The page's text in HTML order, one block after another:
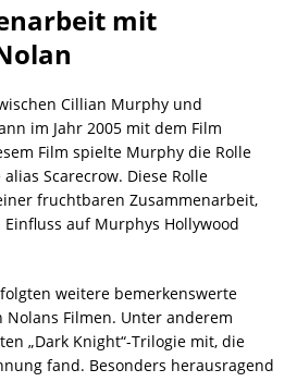
mit
Cillian Murphy und
im Jahr 2005 mit dem Film
Film spielte Murphy die Rolle
Scarecrow. Diese Rolle
fruchtbaren Zusammenarbeit,
auf Murphys Hollywood
weitere bemerkenswerte
Filmen. Unter anderem
„Dark Knight“-Trilogie mit, die
fand. Besonders herausragend